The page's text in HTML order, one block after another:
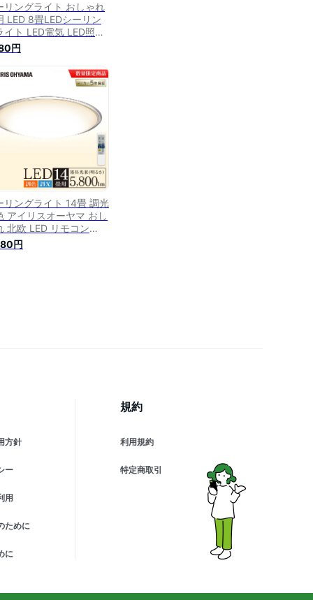
リングライト おしゃれ
LED 8畳LEDシーリン
イト LED電気 LED照明
ト 天井照明 電気 リモ
付 タイマー 留守番機
型 省エネ 電球色 昼光
節電 タイマー クリアフ
ム 調光 調色 アイリス
ヤマ 4000lm CL8DL-
【あす楽】
円
リングライト 14畳 調光
アイリスオーヤマ おし
北欧 LED リモコン
シーリングライト 調光
リモコン付 照明 照明
円
方針
ー
用
ために
に
規約
利用規約
特定商取引